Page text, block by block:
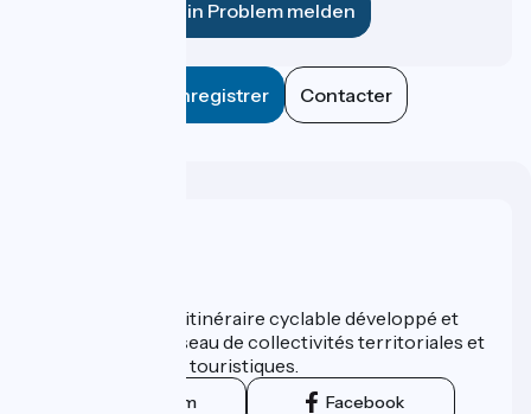
Ein Problem melden
Enregistrer Contacter
ViaRhôna est un itinéraire cyclable développé et
promu par un réseau de collectivités territoriales et
leurs institutions touristiques.
Instagram Facebook